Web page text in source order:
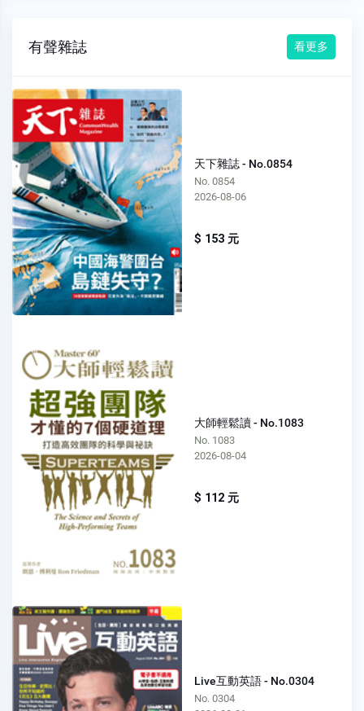
有聲雜誌 看更多
天下雜誌 - No.0854
No. 0854
2026-08-06
$ 153 元
大師輕鬆讀 - No.1083
No. 1083
2026-08-04
$ 112 元
Live互動英語 - No.0304
No. 0304